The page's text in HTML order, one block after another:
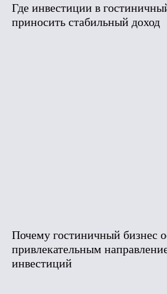
Где инвестиции в
приносить стабильный доход
Почему гостиничный бизнес
привлекательным
инвестиций